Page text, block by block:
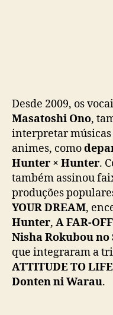
Desde 2009, os
Masatoshi Ono,
interpretar músicas
animes, como
Hunter × Hunter.
também assinou
produções
YOUR DREAM,
Hunter, A FAR-
Nisha Rokubou
que integraram a
ATTITUDE TO LIFE
Donten ni Warau.